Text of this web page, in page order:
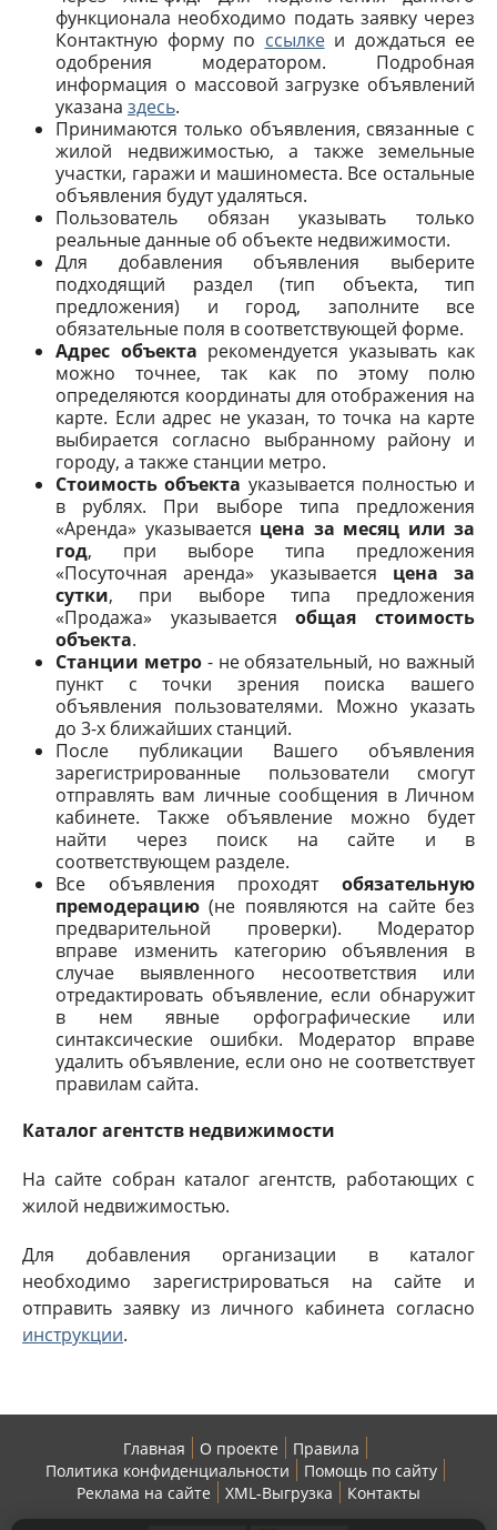
функционала необходимо подать заявку через
Контактную форму по ссылкеи дождаться ее
одобрения модератором. Подробная
информация о массовой загрузке объявлений
указана здесь.
Принимаются только объявления, связанные с
жилой недвижимостью, а также земельные
участки, гаражи и машиноместа. Все остальные
объявления будут удаляться.
Пользователь обязан указывать только
реальные данные об объекте недвижимости.
Для добавления объявления выберите
подходящий раздел (тип объекта, тип
предложения) и город, заполните все
обязательные поля в соответствующей форме.
Адрес объекта рекомендуется указывать как
можно точнее, так как по этому полю
определяются координаты для отображения на
карте. Если адрес не указан, то точка на карте
выбирается согласно выбранному району и
городу, а также станции метро.
Стоимость объекта указывается полностью и
в рублях. При выборе типа предложения
«Аренда» указывается цена за месяц или за
год, при выборе типа предложения
«Посуточная аренда» указывается цена за
сутки, при выборе типа предложения
«Продажа» указываетсяобщая стоимость
объекта.
Станции метро- не обязательный, но важный
пункт с точки зрения поиска вашего
объявления пользователями. Можно указать
до 3-х ближайших станций.
После публикации Вашего объявления
зарегистрированные пользователи смогут
отправлять вам личные сообщения в Личном
кабинете. Также объявление можно будет
найти через поиск на сайте и в
соответствующем разделе.
Все объявления проходят обязательную
премодерацию (не появляются на сайте без
предварительной проверки). Модератор
вправе изменить категорию объявления в
случае выявленного несоответствия или
отредактировать объявление, если обнаружит
в нем явные орфографические или
синтаксические ошибки. Модератор вправе
удалить объявление, если оно не соответствует
правилам сайта.
Каталог агентств недвижимости
На сайте собран каталог агентств, работающих с
жилой недвижимостью.
Для добавления организации в каталог
необходимо зарегистрироваться на сайте и
отправить заявку из личного кабинета согласно
инструкции.
Главная О проекте
Правила
Политика конфиденциальности
Помощь по сайту
Реклама на сайте
XML-Выгрузка Контакты